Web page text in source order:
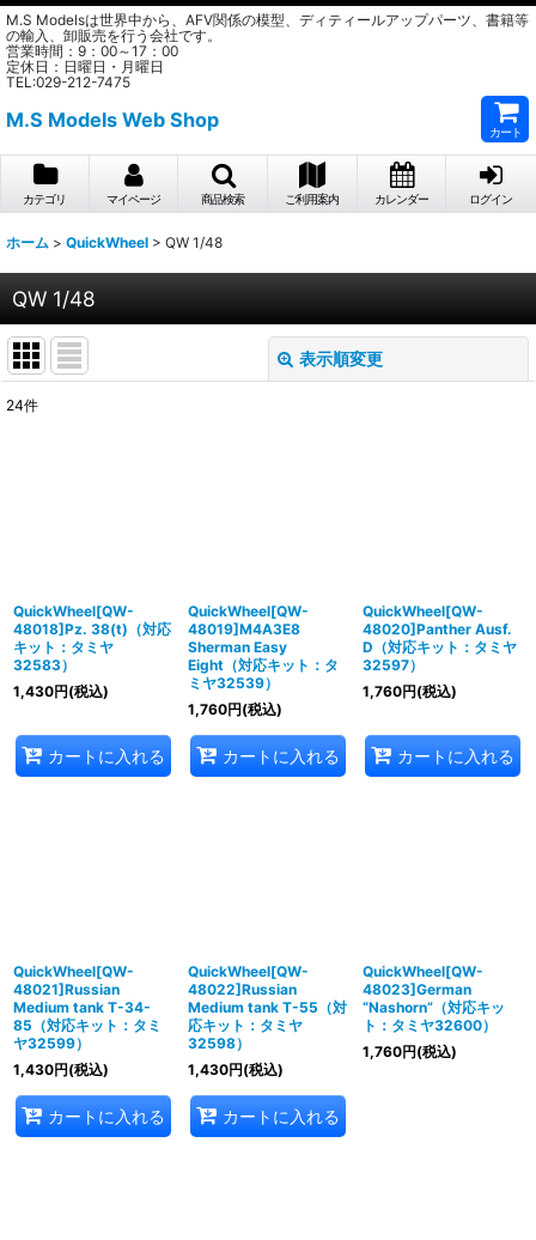
M.S Modelsは世界中から、AFV関係の模型、ディティールアップパーツ、書籍等
の輸入、卸販売を行う会社です。
営業時間：9：00～17：00
定休日：日曜日・月曜日
TEL:029-212-7475
M.S Models Web Shop
カート
カテゴリ マイページ 商品検索 ご利用案内 カレンダー ログイン
ホーム > QuickWheel > QW 1/48
QW 1/48
表示順変更
24件
QuickWheel[QW-
48018]Pz. 38(t)（対応
キット：タミヤ
32583）
1,430円(税込)
カートに入れる
QuickWheel[QW-
48019]M4A3E8
Sherman Easy
Eight（対応キット：タ
ミヤ32539）
1,760円(税込)
カートに入れる
QuickWheel[QW-
48020]Panther Ausf.
D（対応キット：タミヤ
32597）
1,760円(税込)
カートに入れる
QuickWheel[QW-
48021]Russian
Medium tank T-34-
85（対応キット：タミ
ヤ32599）
1,430円(税込)
カートに入れる
QuickWheel[QW-
48022]Russian
Medium tank T-55（対
応キット：タミヤ
32598）
1,430円(税込)
カートに入れる
QuickWheel[QW-
48023]German
“Nashorn”（対応キッ
ト：タミヤ32600）
1,760円(税込)